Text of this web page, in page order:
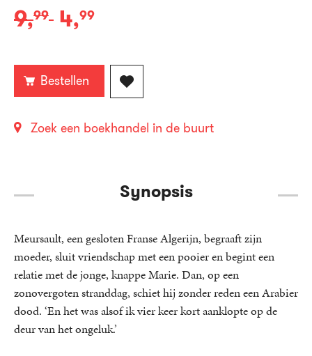
E-
9,99 4,99
Bestellen
Zoek een boekhandel in de buurt
Synopsis
Meursault, een gesloten Franse Algerijn, begraaft zijn
moeder, sluit vriendschap met een pooier en begint een
relatie met de jonge, knappe Marie. Dan, op een
zonovergoten stranddag, schiet hij zonder reden een Arabier
dood. ‘En het was alsof ik vier keer kort aanklopte op de
deur van het ongeluk.’